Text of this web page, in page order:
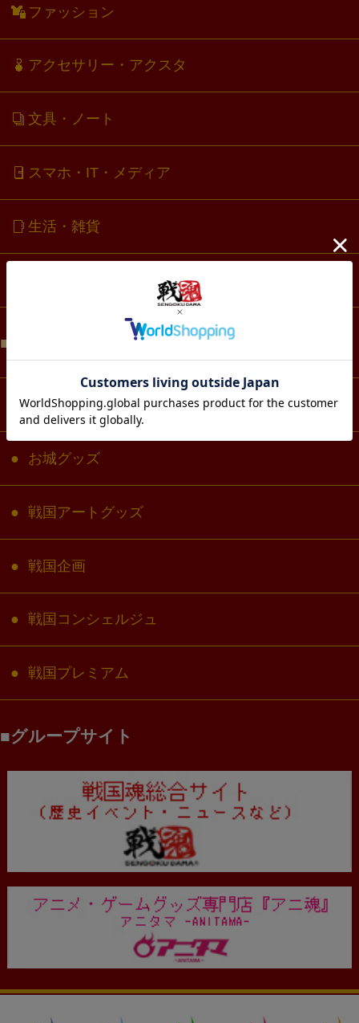
ファッション
アクセサリー・アクスタ
文具・ノート
スマホ・IT・メディア
生活・雑貨
コラボ・キャラクター
墨絵グッズ
お城グッズ
戦国アートグッズ
戦国企画
戦国コンシェルジュ
戦国プレミアム
グループサイト